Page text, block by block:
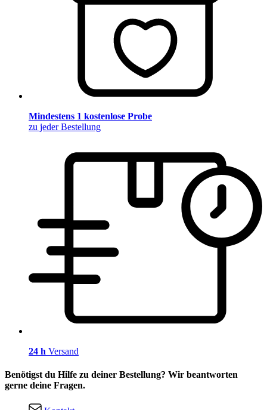
Mindestens 1 kostenlose Probe
zu jeder Bestellung
24 h Versand
Benötigst du Hilfe zu deiner Bestellung? Wir beantworten
gerne deine Fragen.